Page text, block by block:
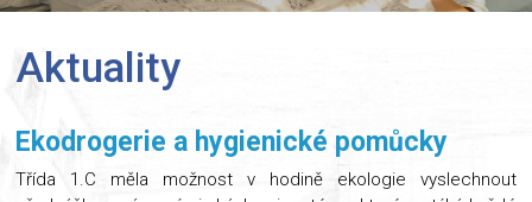
Aktuality
Ekodrogerie a hygienické pomůcky
Třída 1.C měla možnost v hodině ekologie vyslechnout